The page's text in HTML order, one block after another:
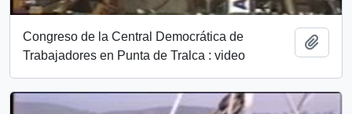
Congreso de la Central Democrática de
Trabajadores en Punta de Tralca : video